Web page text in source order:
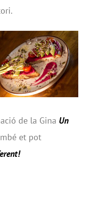
de la Gina Un
et pot